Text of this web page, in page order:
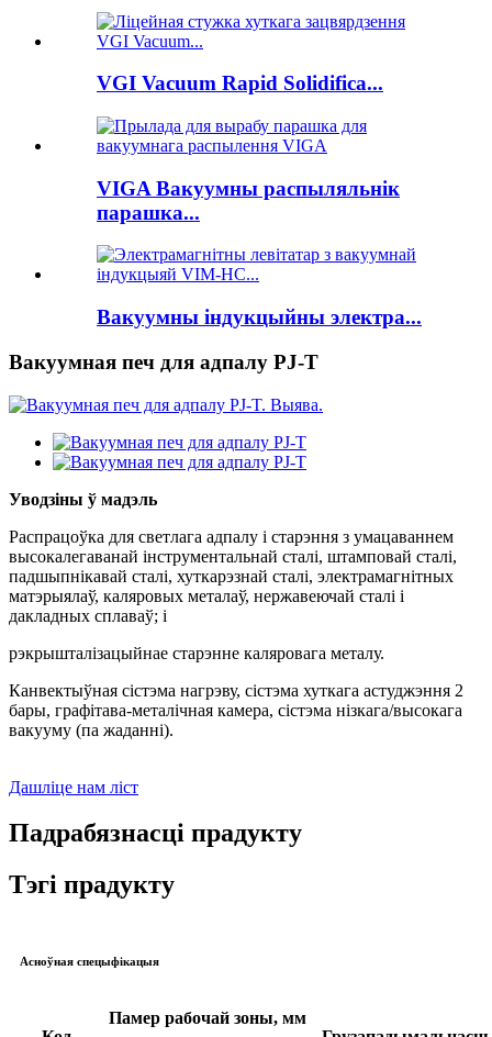
VGI Vacuum Rapid Solidifica...
VIGA Вакуумны распыляльнік
парашка...
Вакуумны індукцыйны электра...
Вакуумная печ для адпалу PJ-T
Уводзіны ў мадэль
Распрацоўка для светлага адпалу і старэння з умацаваннем
высокалегаванай інструментальнай сталі, штамповай сталі,
падшыпнікавай сталі, хуткарэзнай сталі, электрамагнітных
матэрыялаў, каляровых металаў, нержавеючай сталі і
дакладных сплаваў; і
рэкрышталізацыйнае старэнне каляровага металу.
Канвектыўная сістэма нагрэву, сістэма хуткага астуджэння 2
бары, графітава-металічная камера, сістэма нізкага/высокага
вакууму (па жаданні).
Дашліце нам ліст
Падрабязнасці прадукту
Тэгі прадукту
Асноўная спецыфікацыя
Памер рабочай зоны, мм